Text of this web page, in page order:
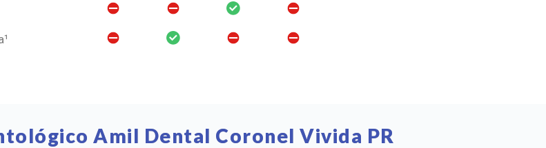
Amil Dental Coronel Vivida PR